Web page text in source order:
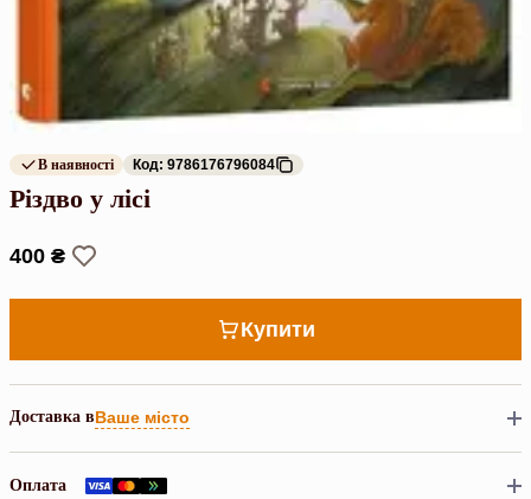
В наявності Код: 9786176796084
Різдво у лісі
400 ₴
Купити
Доставка вВаше місто
Оплата